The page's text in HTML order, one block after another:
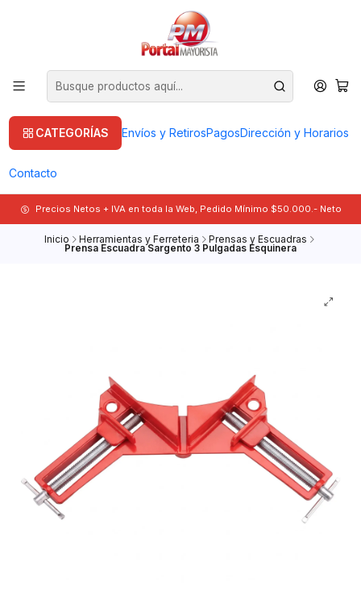
CATEGORÍAS Envíos y RetirosPagosDirección y Horarios
Contacto
Precios Netos + IVA en toda la Web, Pedido Mínimo $50.000.- Neto
Inicio Herramientas y Ferreteria Prensas y Escuadras
Prensa Escuadra Sargento 3 Pulgadas Esquinera